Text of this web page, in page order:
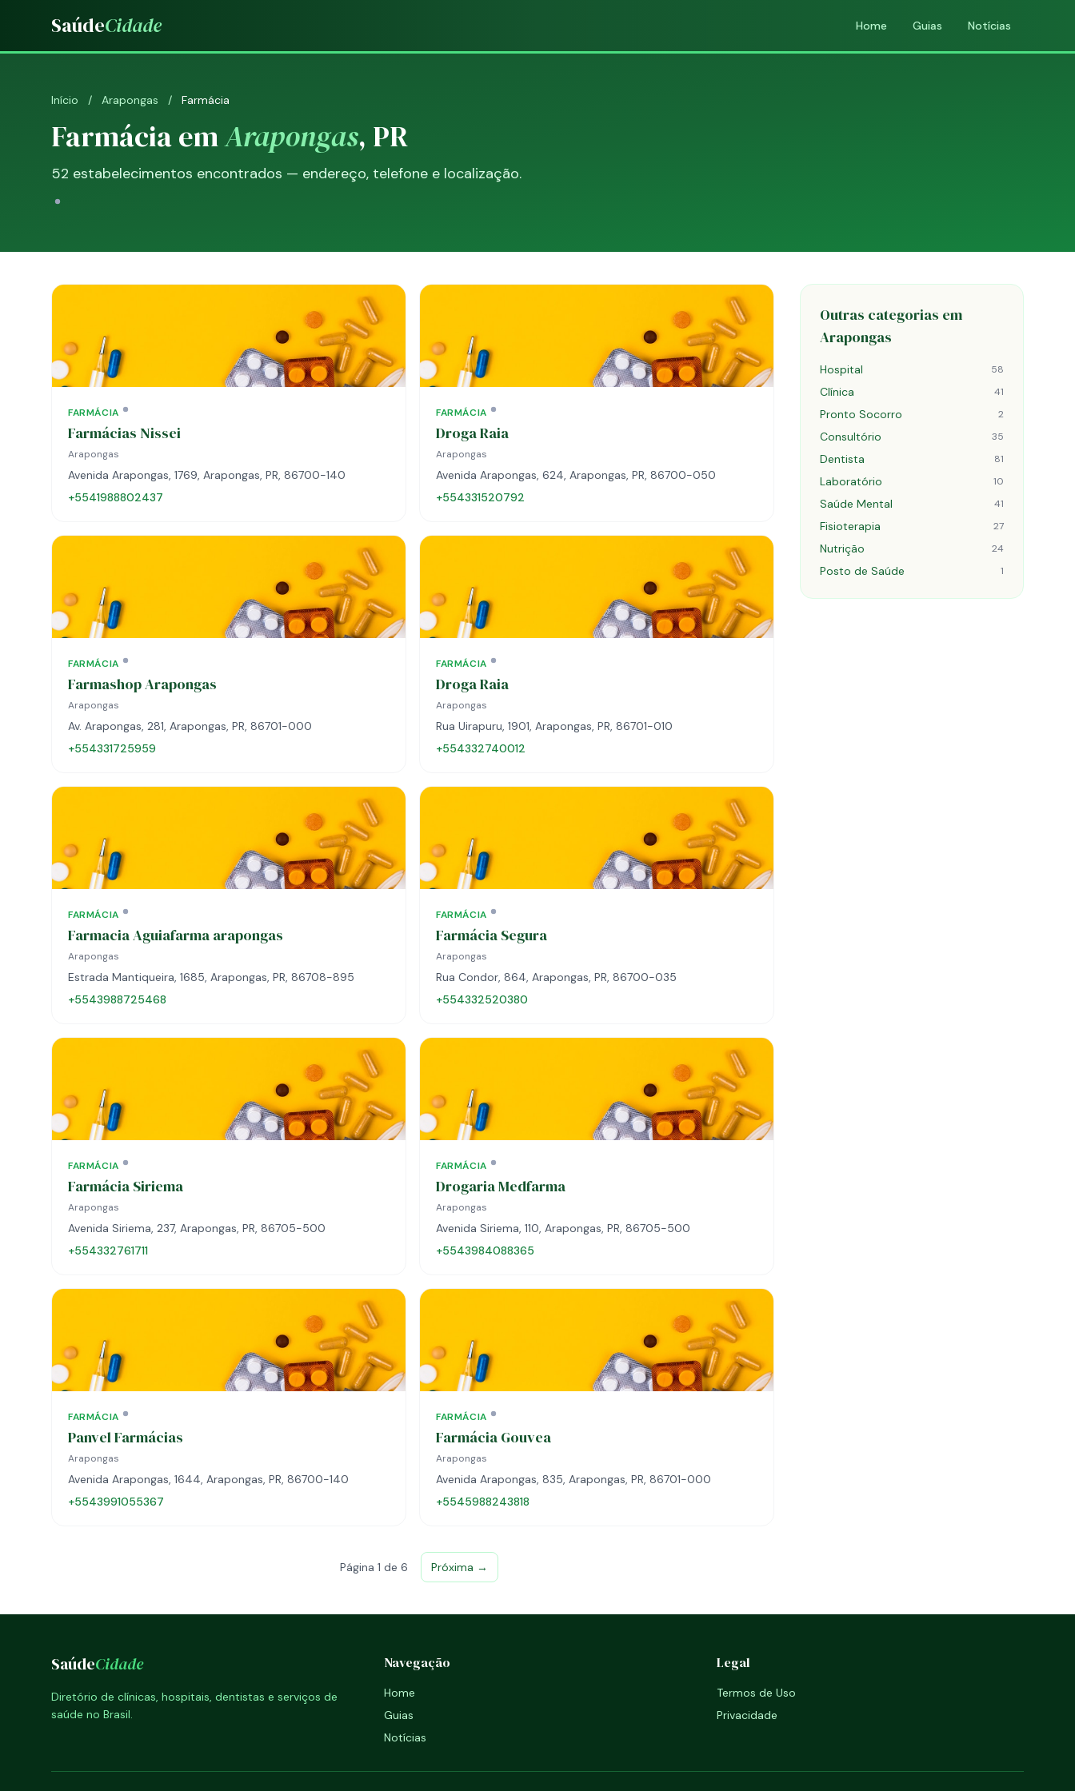
SaúdeCidade Home Guias Notícias
Início / Arapongas / Farmácia
Farmácia emArapongas, PR
52 estabelecimentos encontrados — endereço, telefone e localização.
FARMÁCIA
Farmácias Nissei
Arapongas
Avenida Arapongas, 1769, Arapongas, PR, 86700-140
+5541988802437
FARMÁCIA
Droga Raia
Arapongas
Avenida Arapongas, 624, Arapongas, PR, 86700-050
+554331520792
FARMÁCIA
Farmashop Arapongas
Arapongas
Av. Arapongas, 281, Arapongas, PR, 86701-000
+554331725959
FARMÁCIA
Droga Raia
Arapongas
Rua Uirapuru, 1901, Arapongas, PR, 86701-010
+554332740012
FARMÁCIA
Farmacia Aguiafarma arapongas
Arapongas
Estrada Mantiqueira, 1685, Arapongas, PR, 86708-895
+5543988725468
FARMÁCIA
Farmácia Segura
Arapongas
Rua Condor, 864, Arapongas, PR, 86700-035
+554332520380
FARMÁCIA
Farmácia Siriema
Arapongas
Avenida Siriema, 237, Arapongas, PR, 86705-500
+554332761711
FARMÁCIA
Drogaria Medfarma
Arapongas
Avenida Siriema, 110, Arapongas, PR, 86705-500
+5543984088365
FARMÁCIA
Panvel Farmácias
Arapongas
Avenida Arapongas, 1644, Arapongas, PR, 86700-140
+5543991055367
FARMÁCIA
Farmácia Gouvea
Arapongas
Avenida Arapongas, 835, Arapongas, PR, 86701-000
+5545988243818
Página 1 de 6 Próxima →
Outras categorias em
Arapongas
Hospital 58
Clínica 41
Pronto Socorro 2
Consultório 35
Dentista 81
Laboratório 10
Saúde Mental 41
Fisioterapia 27
Nutrição 24
Posto de Saúde 1
SaúdeCidade
Diretório de clínicas, hospitais, dentistas e serviços de
saúde no Brasil.
Navegação
Home
Guias
Notícias
Legal
Termos de Uso
Privacidade